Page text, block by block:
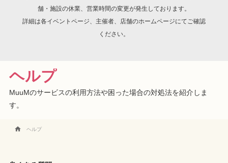
INTERVIEW
舗・施設の休業、営業時間の変更が発生しております。
詳細は各イベントページ、主催者、店舗のホームページにてご確認
ください。
ヘルプ
MuuMのサービスの利用方法や困った場合の対処法を紹介しま
す。
 ヘルプ